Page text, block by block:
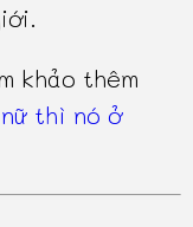
khảo thêm
thì nó ở